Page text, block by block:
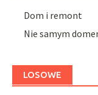
Dom i remont
Nie samym
LOSOWE